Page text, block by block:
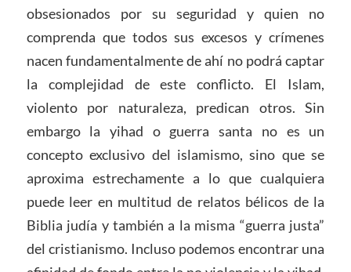
obsesionados por su seguridad y quien no
comprenda que todos sus excesos y crímenes
nacen fundamentalmente de ahí no podrá captar
la complejidad de este conflicto. El Islam,
violento por naturaleza, predican otros. Sin
embargo la yihad o guerra santa no es un
concepto exclusivo del islamismo, sino que se
aproxima estrechamente a lo que cualquiera
puede leer en multitud de relatos bélicos de la
Biblia judía y también a la misma “guerra justa”
del cristianismo. Incluso podemos encontrar una